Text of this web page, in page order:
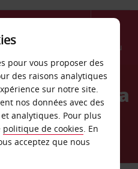
Menu
Dakota
pour vous proposer des
des raisons analytiques
sur notre site.
nos données avec des
analytiques. Pour plus
politique de cookies. En
acceptez que nous